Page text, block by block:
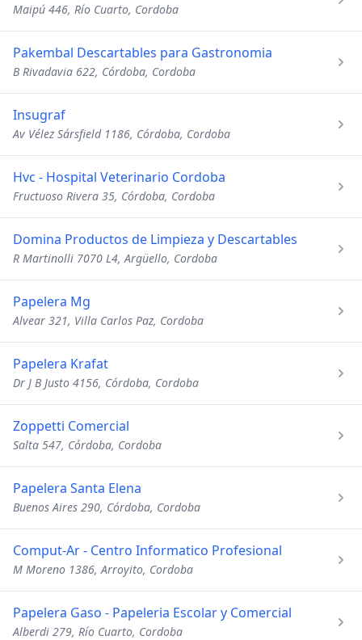
Maipú 446, Río Cuarto, Cordoba
Pakembal Descartables para Gastronomia
B Rivadavia 622, Córdoba, Cordoba
Insugraf
Av Vélez Sársfield 1186, Córdoba, Cordoba
Hvc - Hospital Veterinario Cordoba
Fructuoso Rivera 35, Córdoba, Cordoba
Domina Productos de Limpieza y Descartables
R Martinolli 7070 L4, Argüello, Cordoba
Papelera Mg
Alvear 321, Villa Carlos Paz, Cordoba
Papelera Krafat
Dr J B Justo 4156, Córdoba, Cordoba
Zoppetti Comercial
Salta 547, Córdoba, Cordoba
Papelera Santa Elena
Buenos Aires 290, Córdoba, Cordoba
Comput-Ar - Centro Informatico Profesional
M Moreno 1386, Arroyito, Cordoba
Papelera Gaso - Papeleria Escolar y Comercial
Alberdi 279, Río Cuarto, Cordoba